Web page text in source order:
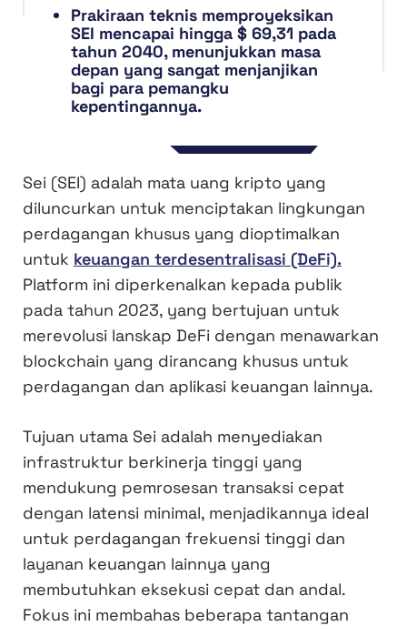
Prakiraan teknis memproyeksikan
SEI mencapai hingga $ 69,31 pada
tahun 2040, menunjukkan masa
depan yang sangat menjanjikan
bagi para pemangku
kepentingannya.
Sei (SEI) adalah mata uang kripto yang
diluncurkan untuk menciptakan lingkungan
perdagangan khusus yang dioptimalkan
untuk keuangan terdesentralisasi (DeFi).
Platform ini diperkenalkan kepada publik
pada tahun 2023, yang bertujuan untuk
merevolusi lanskap DeFi dengan menawarkan
blockchain yang dirancang khusus untuk
perdagangan dan aplikasi keuangan lainnya.
Tujuan utama Sei adalah menyediakan
infrastruktur berkinerja tinggi yang
mendukung pemrosesan transaksi cepat
dengan latensi minimal, menjadikannya ideal
untuk perdagangan frekuensi tinggi dan
layanan keuangan lainnya yang
membutuhkan eksekusi cepat dan andal.
Fokus ini membahas beberapa tantangan